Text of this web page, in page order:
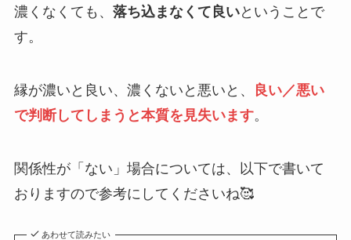
濃くなくても、 落ち込まなくて良いということで
す。
縁が濃いと良い、濃くないと悪いと、
良い／悪い
で判断してしまうと本質を見失います。
関係性が「ない」場合については、以下で書いて
おりますので参考にしてくださいね🥰
あわせて読みたい